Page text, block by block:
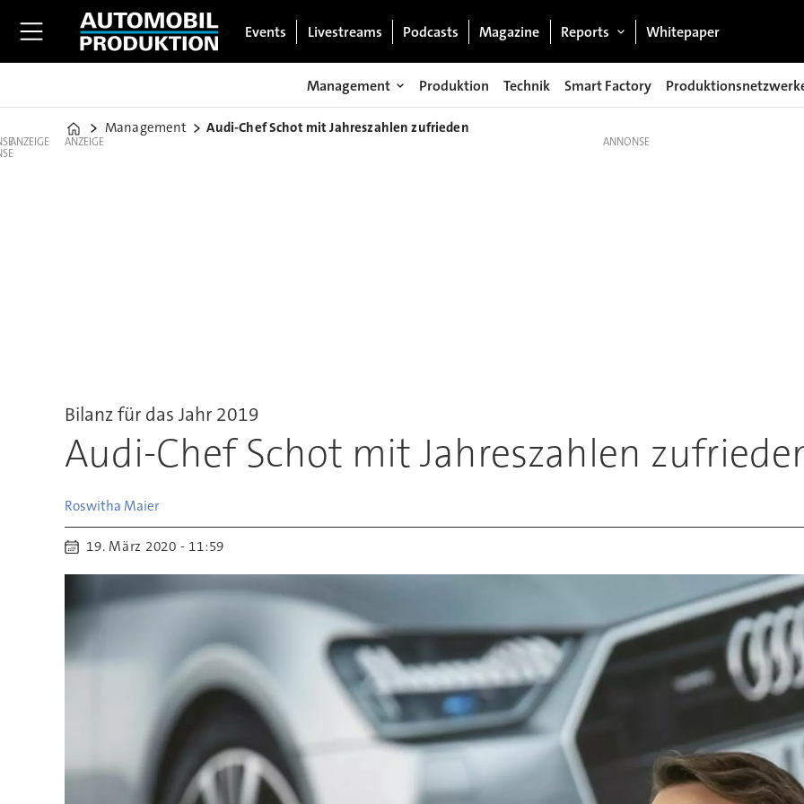
Events Livestreams Podcasts Magazine Reports Whitepaper
Management Produktion Technik Smart Factory
Home
Management Audi-Chef Schot mit Jahreszahlen zufrieden
ANZEIGE ANZEIGE
Bilanz für das Jahr 2019
Audi-Chef Schot mit Jahreszahlen
Roswitha Maier
19. März 2020 - 11:59